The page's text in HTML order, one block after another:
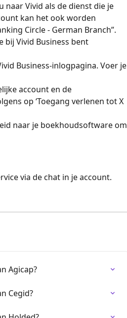
Vivid als de dienst die je
kan het ook worden
Circle - German Branch”.
bij Vivid Business bent
Business-inlogpagina. Voer je
account en de
op ‘Toegang verlenen tot X
naar je boekhoudsoftware om
via de chat in je account.
Agicap?
Cegid?